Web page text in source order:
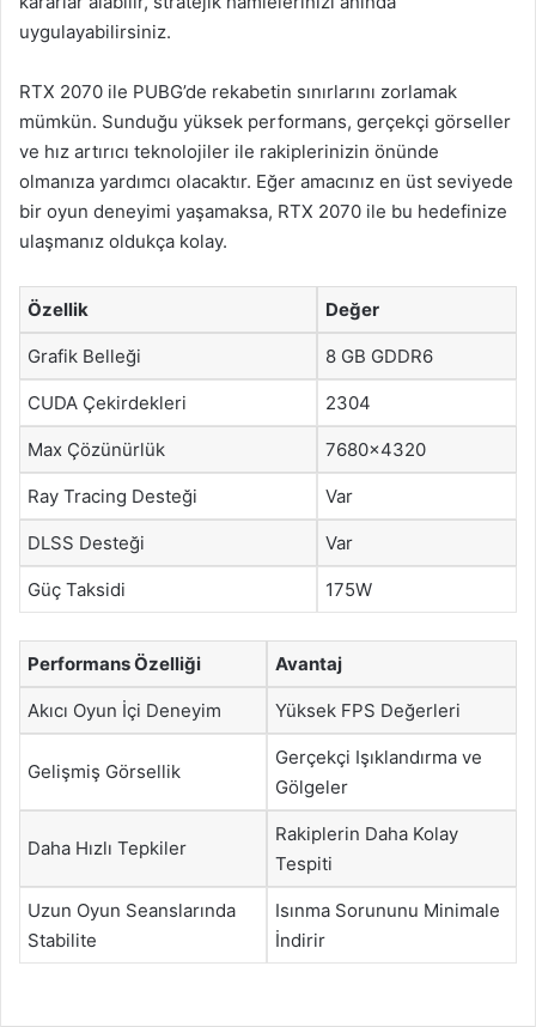
uygulayabilirsiniz.
RTX 2070 ile PUBG’de rekabetin sınırlarını zorlamak
mümkün. Sunduğu yüksek performans, gerçekçi görseller
ve hız artırıcı teknolojiler ile rakiplerinizin önünde
olmanıza yardımcı olacaktır. Eğer amacınız en üst seviyede
bir oyun deneyimi yaşamaksa, RTX 2070 ile bu hedefinize
ulaşmanız oldukça kolay.
Özellik Değer
Grafik Belleği 8 GB GDDR6
CUDA Çekirdekleri 2304
Max Çözünürlük 7680×4320
Ray Tracing Desteği Var
DLSS Desteği Var
Güç Taksidi 175W
Performans Özelliği Avantaj
Akıcı Oyun İçi Deneyim Yüksek FPS Değerleri
Gelişmiş Görsellik
Gerçekçi Işıklandırma ve
Gölgeler
Daha Hızlı Tepkiler
Rakiplerin Daha Kolay
Tespiti
Uzun Oyun Seanslarında
Stabilite
Isınma Sorununu Minimale
İndirir